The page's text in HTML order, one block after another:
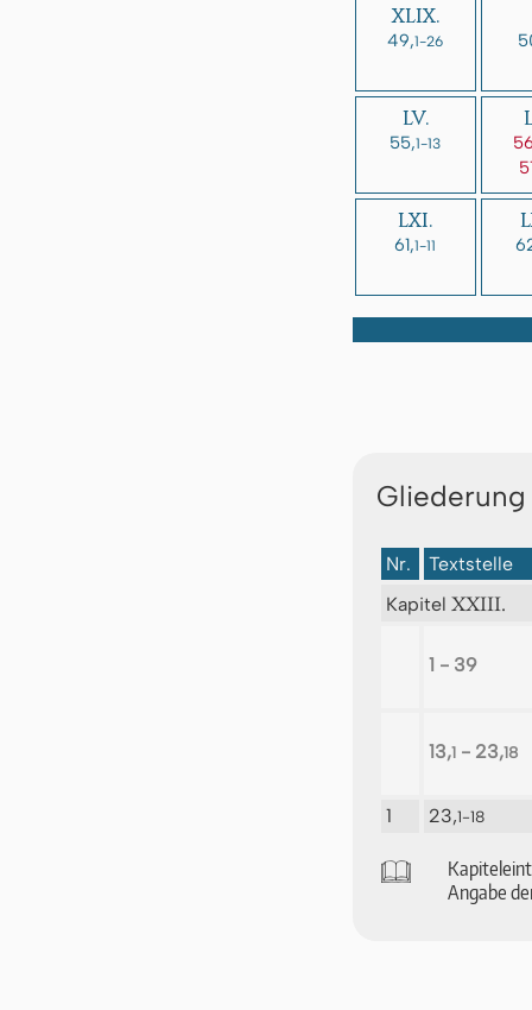
XLIX.
49,1-26
LV.
55,1-13
LXI.
61,1-11
Nr.
Textstelle
Kapitel XXIII.
1 - 39
13,1- 23,18
1 23,1-18
🕮
An­ga­be